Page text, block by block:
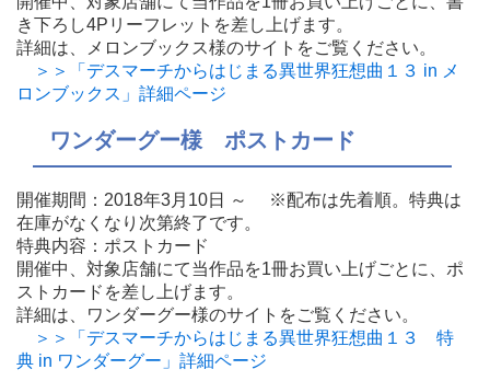
き下ろし4Pリーフレットを差し上げます。
詳細は、メロンブックス様のサイトをご覧ください。
＞＞「デスマーチからはじまる異世界狂想曲１３ in メ
ロンブックス」詳細ページ
ワンダーグー様 ポストカード
開催期間：2018年3月10日 ～ ※配布は先着順。特典は
在庫がなくなり次第終了です。
特典内容：ポストカード
開催中、対象店舗にて当作品を1冊お買い上げごとに、ポ
ストカードを差し上げます。
詳細は、ワンダーグー様のサイトをご覧ください。
＞＞「デスマーチからはじまる異世界狂想曲１３ 特
典 in ワンダーグー」詳細ページ